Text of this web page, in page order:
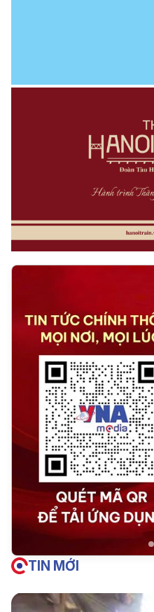
TIN MỚI